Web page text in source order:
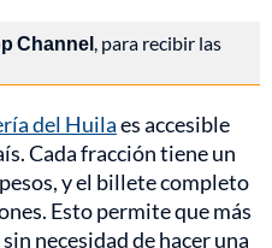
Channel, para recibir las
del Huilaes accesible
Cada fracción tiene un
y el billete completo
Esto permite que más
necesidad de hacer una